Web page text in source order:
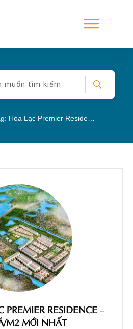
PREMIER RESIDENCE –
M2 MỚI NHẤT